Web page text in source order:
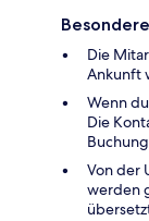
Die
Ankunft
Wenn
Die
Von der
werden